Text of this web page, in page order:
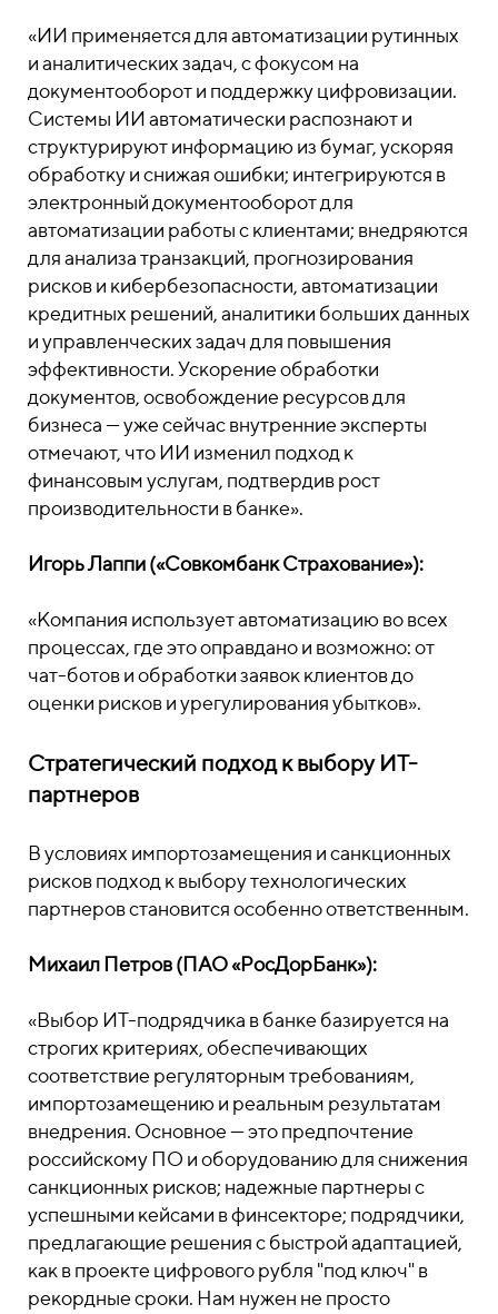
«ИИ применяется для автоматизации рутинных
и аналитических задач, с фокусом на
документооборот и поддержку цифровизации.
Системы ИИ автоматически распознают и
структурируют информацию из бумаг, ускоряя
обработку и снижая ошибки; интегрируются в
электронный документооборот для
автоматизации работы с клиентами; внедряются
для анализа транзакций, прогнозирования
рисков и кибербезопасности, автоматизации
кредитных решений, аналитики больших данных
и управленческих задач для повышения
эффективности. Ускорение обработки
документов, освобождение ресурсов для
бизнеса — уже сейчас внутренние эксперты
отмечают, что ИИ изменил подход к
финансовым услугам, подтвердив рост
производительности в банке».
Игорь Лаппи («Совкомбанк Страхование»):
«Компания использует автоматизацию во всех
процессах, где это оправдано и возможно: от
чат-ботов и обработки заявок клиентов до
оценки рисков и урегулирования убытков».
Стратегический подход к выбору ИТ-
партнеров
В условиях импортозамещения и санкционных
рисков подход к выбору технологических
партнеров становится особенно ответственным.
Михаил Петров (ПАО «РосДорБанк»):
«Выбор ИТ-подрядчика в банке базируется на
строгих критериях, обеспечивающих
соответствие регуляторным требованиям,
импортозамещению и реальным результатам
внедрения. Основное — это предпочтение
российскому ПО и оборудованию для снижения
санкционных рисков; надежные партнеры с
успешными кейсами в финсекторе; подрядчики,
предлагающие решения с быстрой адаптацией,
как в проекте цифрового рубля "под ключ" в
рекордные сроки. Нам нужен не просто